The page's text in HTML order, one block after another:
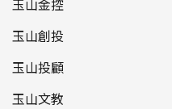
玉山金控
玉山創投
玉山投顧
玉山文教